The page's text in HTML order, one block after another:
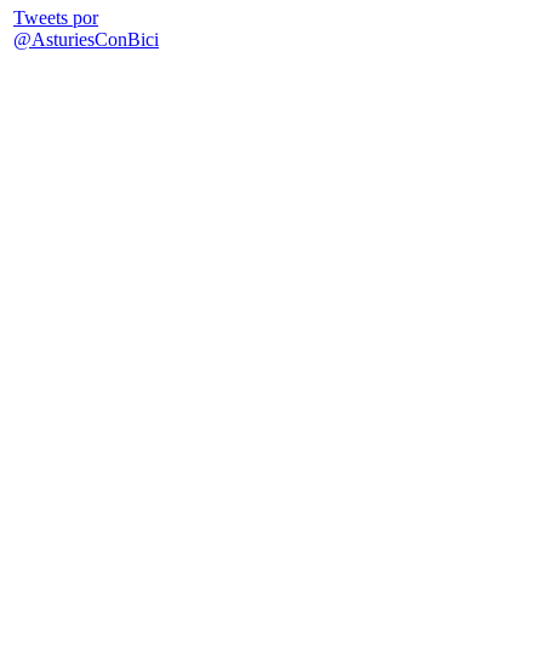
Tweets por
@AsturiesConBici